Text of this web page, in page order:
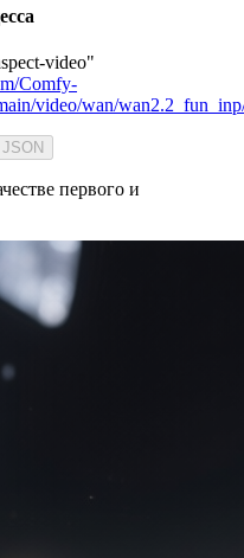
video"
Comfy-
video/wan/
первого и